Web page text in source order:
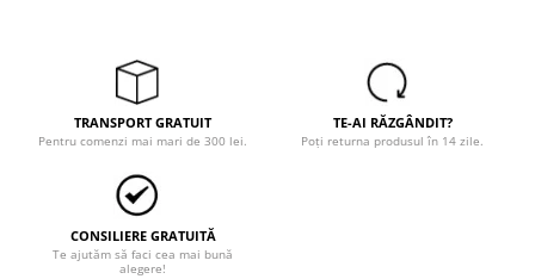
Hidrofoare
Pompe de suprafata
Pompe submersibile
TRANSPORT GRATUIT
Pentru comenzi mai mari de 300 lei.
TE-AI RĂZGÂNDIT?
Poți returna produsul în 14 zile.
CONSILIERE GRATUITĂ
Te ajutăm să faci cea mai bună
alegere!